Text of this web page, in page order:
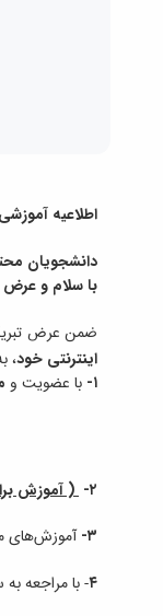
اطلاعیه
دانشجویان
با سلام و
ضمن عرض
اینترنتی خود،
۱- با عضویت و
۲- ( آموزش برای دانشجویان
۳- آموزش‌های
۴- با مراجعه